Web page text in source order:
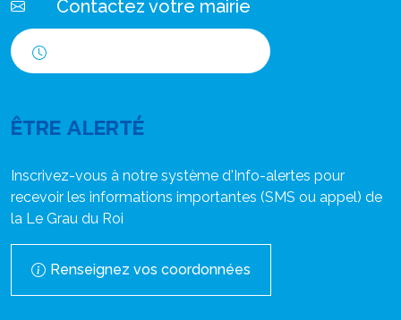
Contactez votre mairie
ÊTRE ALERTÉ
Inscrivez-vous à notre système d'Info-alertes pour
recevoir les informations importantes (SMS ou appel) de
la Le Grau du Roi
Renseignez vos coordonnées